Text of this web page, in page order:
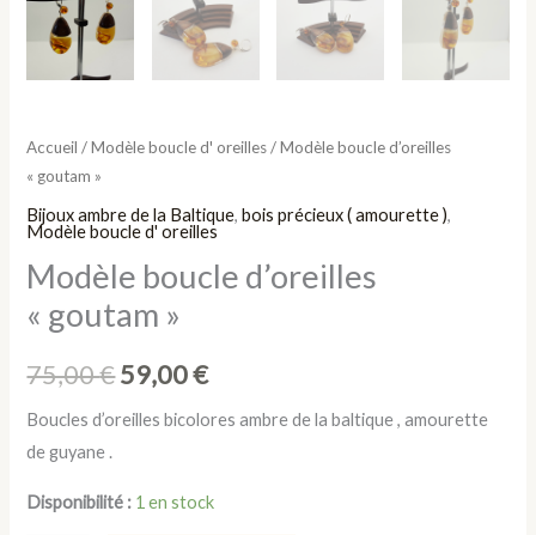
Accueil /Modèle boucle d' oreilles/ Modèle boucle d’oreilles
« goutam »
Bijoux ambre de la Baltique,bois précieux ( amourette ),
Modèle boucle d' oreilles
Modèle boucle d’oreilles
« goutam »
75,00€59,00€
Boucles d’oreilles bicolores ambre de la baltique , amourette
de guyane .
Disponibilité : 1 en stock